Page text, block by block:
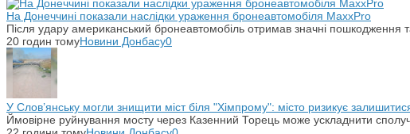
На Донеччині показали наслідки ураження бронеавтомобіля MaxxPro
Після удару американський бронеавтомобіль отримав значні пошкодження
20 годин томуНовини Донбасу0
У Слов’янську могли знищити міст біля "Хімпрому": місто ризикує
Ймовірне руйнування мосту через Казенний Торець може ускладнити